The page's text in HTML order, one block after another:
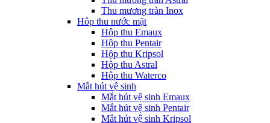
Thu mương tràn Inox
Hôp thu nước mặt
Hộp thu Emaux
Hộp thu Pentair
Hộp thu Kripsol
Hộp thu Astral
Hộp thu Waterco
Mắt hút vệ sinh
Mắt hút vệ sinh Emaux
Mắt hút vệ sinh Pentair
Mắt hút vệ sinh Kripsol